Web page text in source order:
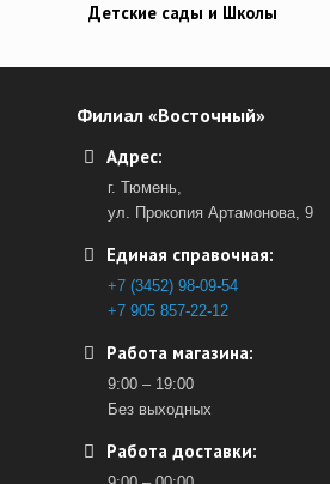
Детские сады и Школы
Филиал «Восточный»
Адрес:
г. Тюмень,
ул. Прокопия Артамонова, 9
Единая справочная:
+7 (3452) 98-09-54
+7 905 857-22-12
Работа магазина:
9:00 – 19:00
Без выходных
Работа доставки: